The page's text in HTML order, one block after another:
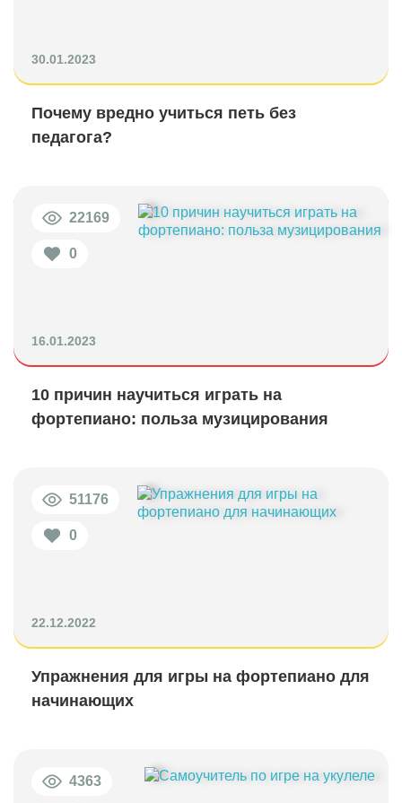
30.01.2023
Почему вредно учиться петь без
педагога?
22169
0
16.01.2023
10 причин научиться играть на
фортепиано: польза музицирования
51176
0
22.12.2022
Упражнения для игры на фортепиано для
начинающих
4363